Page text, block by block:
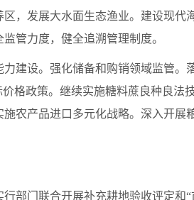
，发展大水面生态渔业。建设现代
管力度，健全追溯管理制度。
建设。强化储备和购销领域监管
格政策。继续实施糖料蔗良种良法
农产品进口多元化战略。深入开展
部门联合开展补充耕地验收评定和